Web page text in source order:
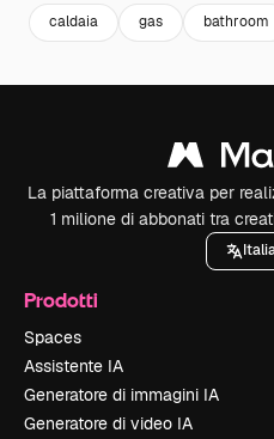
caldaia gas bathroom
La piattaforma creativa per
1 milione di abbonati tra
Prodotti
Spaces
Assistente IA
Generatore di immagini IA
Generatore di video IA